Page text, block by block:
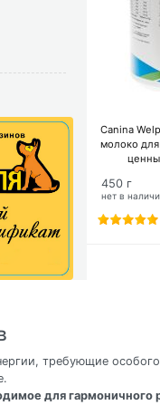
Canina
молоко
нет в
450 г
требующие
для гармоничного